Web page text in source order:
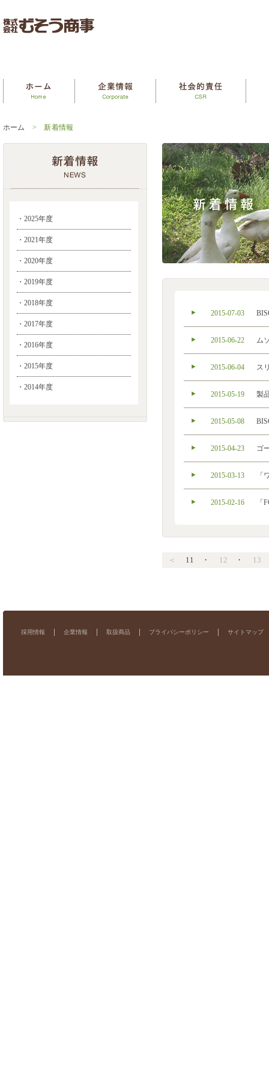
ホーム > 新着情報
・2025年度
・2021年度
・2020年度
・2019年度
・2018年度
・2017年度
・2016年度
・2015年度
・2014年度
2015-07-03
2015-06-22 ム
2015-06-04 ス
2015-05-19 製
2015-05-08
2015-04-23 ゴ
2015-03-13 「
2015-02-16 「
＜ 11 ・ 12 ・ 13
採用情報 企業情報 取扱商品 プライバシーポリシー サイトマップ